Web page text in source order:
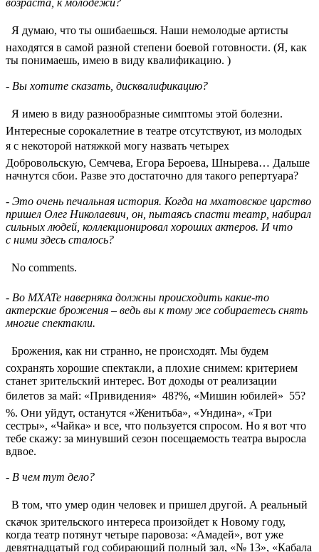
возраста, к молодежи?
 Я думаю, что ты ошибаешься. Наши немолодые артисты
находятся в самой разной степени боевой готовности. (Я, как
ты понимаешь, имею в виду квалификацию. )
- Вы хотите сказать, дисквалификацию?
 Я имею в виду разнообразные симптомы этой болезни.
Интересные сорокалетние в театре отсутствуют, из молодых
я с некоторой натяжкой могу назвать четырех 
Добровольскую, Семчева, Егора Бероева, Шнырева… Дальше
начнутся сбои. Разве это достаточно для такого репертуара?
- Это очень печальная история. Когда на мхатовское царство
пришел Олег Николаевич, он, пытаясь спасти театр, набирал
сильных людей, коллекционировал хороших актеров. И что
с ними здесь сталось?
 No comments.
- Во МХАТе наверняка должны происходить какие-то
актерские брожения – ведь вы к тому же собираетесь снять
многие спектакли.
 Брожения, как ни странно, не происходят. Мы будем
сохранять хорошие спектакли, а плохие снимем: критерием
станет зрительский интерес. Вот доходы от реализации
билетов за май: «Привидения»  48?%, «Мишин юбилей»  55?
%. Они уйдут, останутся «Женитьба», «Ундина», «Три
сестры», «Чайка» и все, что пользуется спросом. Но я вот что
тебе скажу: за минувший сезон посещаемость театра выросла
вдвое.
- В чем тут дело?
 В том, что умер один человек и пришел другой. А реальный
скачок зрительского интереса произойдет к Новому году,
когда театр потянут четыре паровоза: «Амадей», вот уже
девятнадцатый год собирающий полный зал, «№ 13», «Кабала